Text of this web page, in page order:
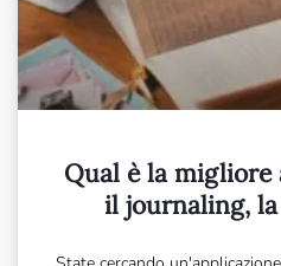
Qual è la
il journaling,